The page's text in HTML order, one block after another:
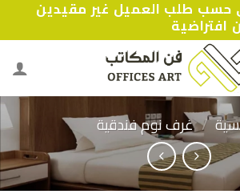
حسب طلب العميل غير مقيدين
افتراضية
/ غرف نوم فندقية